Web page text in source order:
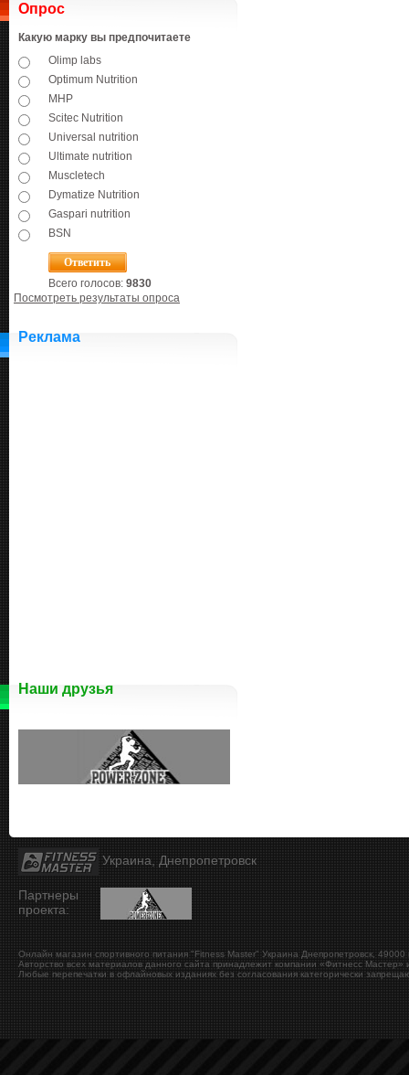
Опрос
Какую марку вы предпочитаете
Olimp labs
Optimum Nutrition
MHP
Scitec Nutrition
Universal nutrition
Ultimate nutrition
Muscletech
Dymatize Nutrition
Gaspari nutrition
BSN
Всего голосов: 9830
Посмотреть результаты опроса
Реклама
Наши друзья
Украина, Днепропетровск
Партнеры
проекта:
Онлайн магазин спортивного питания "Fitness Master" Украина Днепропетровск 49000
Авторство всех материалов данного сайта принадлежит компании «Фитнесс Мастер»
Любые перепечатки в офлайновых изданиях без согласования категорически